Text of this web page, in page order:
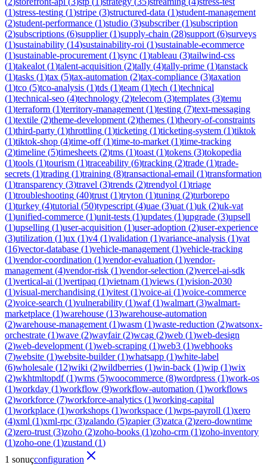
(1)stress-testing (1)stripe (3)structured-data (1)student-management
(2)student-performance (1)studio (3)subscriber(1)subscription
(2)subscriptions (6)supplier(1)supply-chain (28)support (6)surveys
(1)sustainability (14)sustainability-roi (1)sustainable-ecommerce
(1)sustainable-procurement (1)sync (1)tableau (3)tailwind-css
(1)takealot (1)talent-acquisition (2)tally (4)tally-prime (1)tanstack
(1)tasks (1)tax (5)tax-automation (2)tax-compliance (3)taxation
(1)tco (5)tco-analysis (1)tds (1)team (1)tech (1)technical
(1)technical-seo (4)technology (2)telecom (3)templates (3)temu
(1)terraform (1)territory-management (1)testing (7)text-messaging
(1)textile (2)theme-development (2)themes (1)theory-of-constraints
(1)third-party (1)throttling (1)ticketing (1)ticketing-system (1)tiktok
(1)tiktok-shop (4)time-off(1)time-to-market (1)time-tracking
(2)timeline (5)timesheets (2)tms (1)toast (1)tokens (3)tokopedia
(1)tools (1)tourism (1)traceability (6)tracking (2)trade (1)trade-
secrets (1)trading (1)training (8)transactional-email (1)transformation
(1)transparency (3)travel (3)trends (2)trendyol (1)triage
(1)troubleshooting (40)trust (1)tryton (1)tuning (2)turborepo
(1)turkey (4)tutorial (50)typescript (4)uae (3)uat (1)uk (2)uk-vat
(1)unified-commerce (1)unit-tests (1)updates (1)upgrade (3)upsell
(1)upselling (1)user-acquisition (1)user-adoption (2)user-experience
(3)utilization (1)ux (1)v4 (1)validation (1)variance-analysis (1)vat
(16)vector-database (1)vehicle-management (1)vehicle-tracking
(1)vendor-coordination (1)vendor-evaluation (1)vendor-
management (4)vendor-risk (1)vendor-selection (2)vercel-ai-sdk
(1)vertical-ai (1)vertipaq (1)vietnam (1)views (1)vision-2030
(1)visual-merchandising (1)vitest (1)voice-ai (1)voice-commerce
(2)voice-search (1)vulnerability (1)waf(1)walmart (3)walmart-
marketplace (1)warehouse (13)warehouse-automation
(2)warehouse-management (1)wasm (1)waste-reduction (2)watsonx-
orchestrate (1)wave (2)wayfair(2)wcag (2)web (1)web-design
(2)web-development (1)web-scraping (1)web3 (1)webhooks
(7)website (1)website-builder(1)whatsapp (1)white-label
(6)wholesale (12)wiki (2)wildberries (1)win-back (1)wip (1)wix
(2)wkhtmltopdf(1)wms (5)woocommerce (8)wordpress (1)work-os
(1)workday (1)workflow (9)workflow-automation (1)workflows
(2)workforce (7)workforce-analytics (1)working-capital
(1)workplace (1)workshops (1)workspace (1)wps-payroll (1)xero
(4)xml (1)xml-rpc (3)zalando (5)zapier(3)zatca (2)zero-downtime
(2)zero-trust (3)zoho (2)zoho-books (1)zoho-crm (1)zoho-inventory
(1)zoho-one (1)zustand (1)
1 sonuçconfiguration